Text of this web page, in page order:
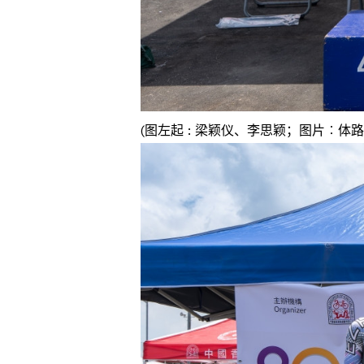
(图左起 : 梁颖仪、李思颖；图片︰体